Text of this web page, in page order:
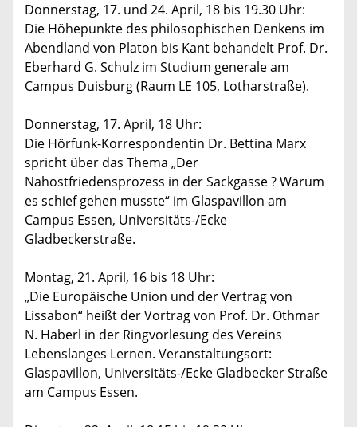
Donnerstag, 17. und 24. April, 18 bis 19.30 Uhr:
Die Höhepunkte des philosophischen Denkens im
Abendland von Platon bis Kant behandelt Prof. Dr.
Eberhard G. Schulz im Studium generale am
Campus Duisburg (Raum LE 105, Lotharstraße).
Donnerstag, 17. April, 18 Uhr:
Die Hörfunk-Korrespondentin Dr. Bettina Marx
spricht über das Thema „Der
Nahostfriedensprozess in der Sackgasse ? Warum
es schief gehen musste“ im Glaspavillon am
Campus Essen, Universitäts-/Ecke
Gladbeckerstraße.
Montag, 21. April, 16 bis 18 Uhr:
„Die Europäische Union und der Vertrag von
Lissabon“ heißt der Vortrag von Prof. Dr. Othmar
N. Haberl in der Ringvorlesung des Vereins
Lebenslanges Lernen. Veranstaltungsort:
Glaspavillon, Universitäts-/Ecke Gladbecker Straße
am Campus Essen.